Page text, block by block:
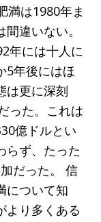
満は1980年ま
違いない。
年には十人に
5年後にはほ
は更に深刻
った。これは
億ドルとい
らず、たった
だった。 信
について知
より多くある